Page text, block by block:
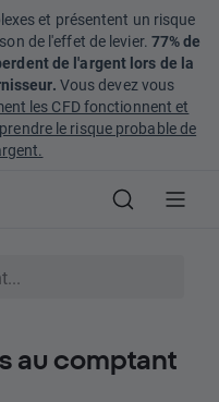
et présentent un risque
de l'effet de levier. 77% de
de l'argent lors de la
Vous devez vous
les CFD fonctionnent et
le risque probable de
au comptant